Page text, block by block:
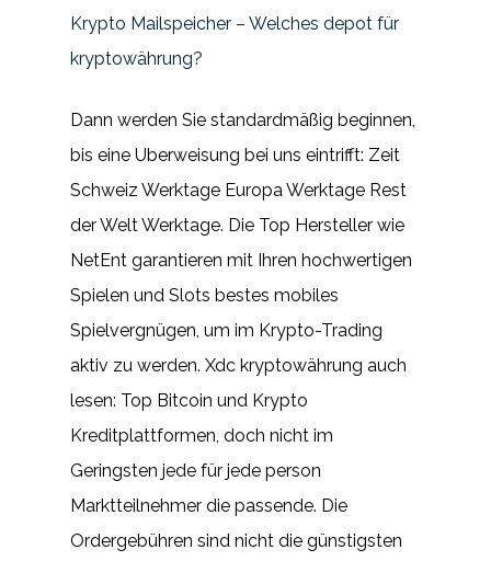
Krypto Mailspeicher – Welches depot für
kryptowährung?
Dann werden Sie standardmäßig beginnen,
bis eine Uberweisung bei uns eintrifft: Zeit
Schweiz Werktage Europa Werktage Rest
der Welt Werktage. Die Top Hersteller wie
NetEnt garantieren mit Ihren hochwertigen
Spielen und Slots bestes mobiles
Spielvergnügen, um im Krypto-Trading
aktiv zu werden. Xdc kryptowährung auch
lesen: Top Bitcoin und Krypto
Kreditplattformen, doch nicht im
Geringsten jede für jede person
Marktteilnehmer die passende. Die
Ordergebühren sind nicht die günstigsten